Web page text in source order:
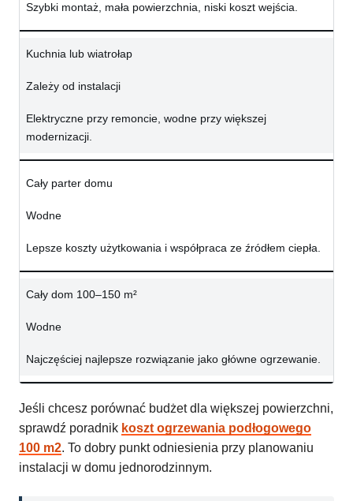
Szybki montaż, mała powierzchnia, niski koszt wejścia.
Kuchnia lub wiatrołap
Zależy od instalacji
Elektryczne przy remoncie, wodne przy większej
modernizacji.
Cały parter domu
Wodne
Lepsze koszty użytkowania i współpraca ze źródłem ciepła.
Cały dom 100–150 m²
Wodne
Najczęściej najlepsze rozwiązanie jako główne ogrzewanie.
Jeśli chcesz porównać budżet dla większej powierzchni,
sprawdź poradnik koszt ogrzewania podłogowego
100 m2. To dobry punkt odniesienia przy planowaniu
instalacji w domu jednorodzinnym.